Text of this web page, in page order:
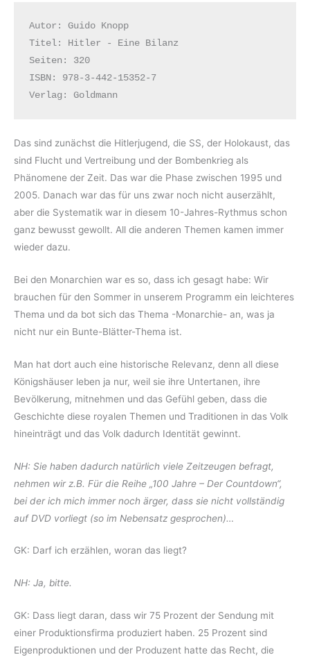
Autor: Guido Knopp
Titel: Hitler - Eine Bilanz
Seiten: 320
ISBN: 978-3-442-15352-7
Verlag: Goldmann
Das sind zunächst die Hitlerjugend, die SS, der Holokaust, das
sind Flucht und Vertreibung und der Bombenkrieg als
Phänomene der Zeit. Das war die Phase zwischen 1995 und
2005. Danach war das für uns zwar noch nicht auserzählt,
aber die Systematik war in diesem 10-Jahres-Rythmus schon
ganz bewusst gewollt. All die anderen Themen kamen immer
wieder dazu.
Bei den Monarchien war es so, dass ich gesagt habe: Wir
brauchen für den Sommer in unserem Programm ein leichteres
Thema und da bot sich das Thema -Monarchie- an, was ja
nicht nur ein Bunte-Blätter-Thema ist.
Man hat dort auch eine historische Relevanz, denn all diese
Königshäuser leben ja nur, weil sie ihre Untertanen, ihre
Bevölkerung, mitnehmen und das Gefühl geben, dass die
Geschichte diese royalen Themen und Traditionen in das Volk
hineinträgt und das Volk dadurch Identität gewinnt.
NH: Sie haben dadurch natürlich viele Zeitzeugen befragt,
nehmen wir z.B. Für die Reihe „100 Jahre – Der Countdown“,
bei der ich mich immer noch ärger, dass sie nicht vollständig
auf DVD vorliegt (so im Nebensatz gesprochen)…
GK: Darf ich erzählen, woran das liegt?
NH: Ja, bitte.
GK: Dass liegt daran, dass wir 75 Prozent der Sendung mit
einer Produktionsfirma produziert haben. 25 Prozent sind
Eigenproduktionen und der Produzent hatte das Recht, die